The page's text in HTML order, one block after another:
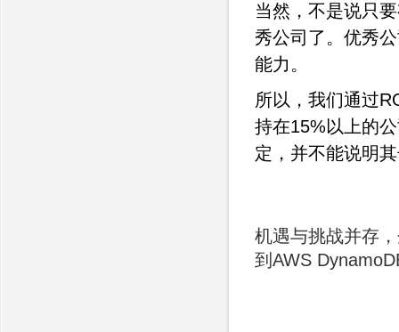
当然，不是说只
秀公司了。优秀
能力。
所以，我们通过
持在15%以上的
定，并不能说明
机遇与挑战并存
到AWS